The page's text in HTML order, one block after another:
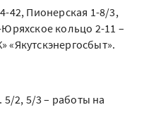
42, Пионерская 1-8/3,
кольцо 2-11 –
«Якутскэнергосбыт».
5/2, 5/3 – работы на